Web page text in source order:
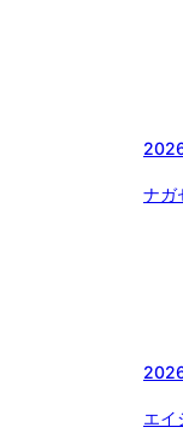
ナガ
選
葉
エイ